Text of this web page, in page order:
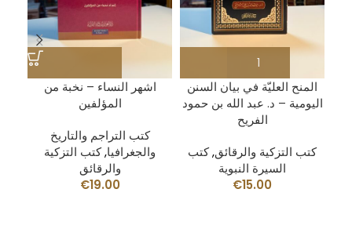
اشهر النساء – نخبة من
المؤلفين
كتب التراجم والتاريخ
والجغرافيا,كتب التزكية
والرقائق
€19.00
المنح العليّة في بيان السنن
اليومية – د. عبد الله بن حمود
الفريح
كتب التزكية والرقائق,كتب
السيرة النبوية
€15.00